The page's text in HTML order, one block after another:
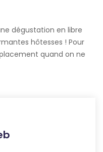
dégustation en libre
hôtesses ! Pour
quand on ne